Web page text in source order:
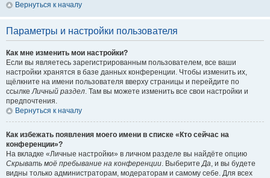
Вернуться к началу
Параметры и настройки пользователя
Как мне изменить мои настройки?
Если вы являетесь зарегистрированным пользователем, все ваши
настройки хранятся в базе данных конференции. Чтобы изменить их,
щёлкните на имени пользователя вверху страницы и перейдите по
ссылкеЛичный раздел. Там вы можете изменить все свои настройки и
предпочтения.
Вернуться к началу
Как избежать появления моего имени в списке «Кто сейчас на
конференции»?
На вкладке «Личные настройки» в личном разделе вы найдёте опцию
Скрывать моё пребывание на конференции. ВыберитеДа, и вы будете
видны только администраторам, модераторам и самому себе. Для всех